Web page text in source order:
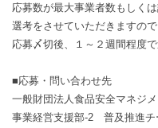
応募数が最大事業者数もしく
選考をさせていただきますの
応募〆切後、１～２週間程度
■応募・問い合わせ先
一般財団法人食品安全マネジメ
事業経営支援部-2 普及推進